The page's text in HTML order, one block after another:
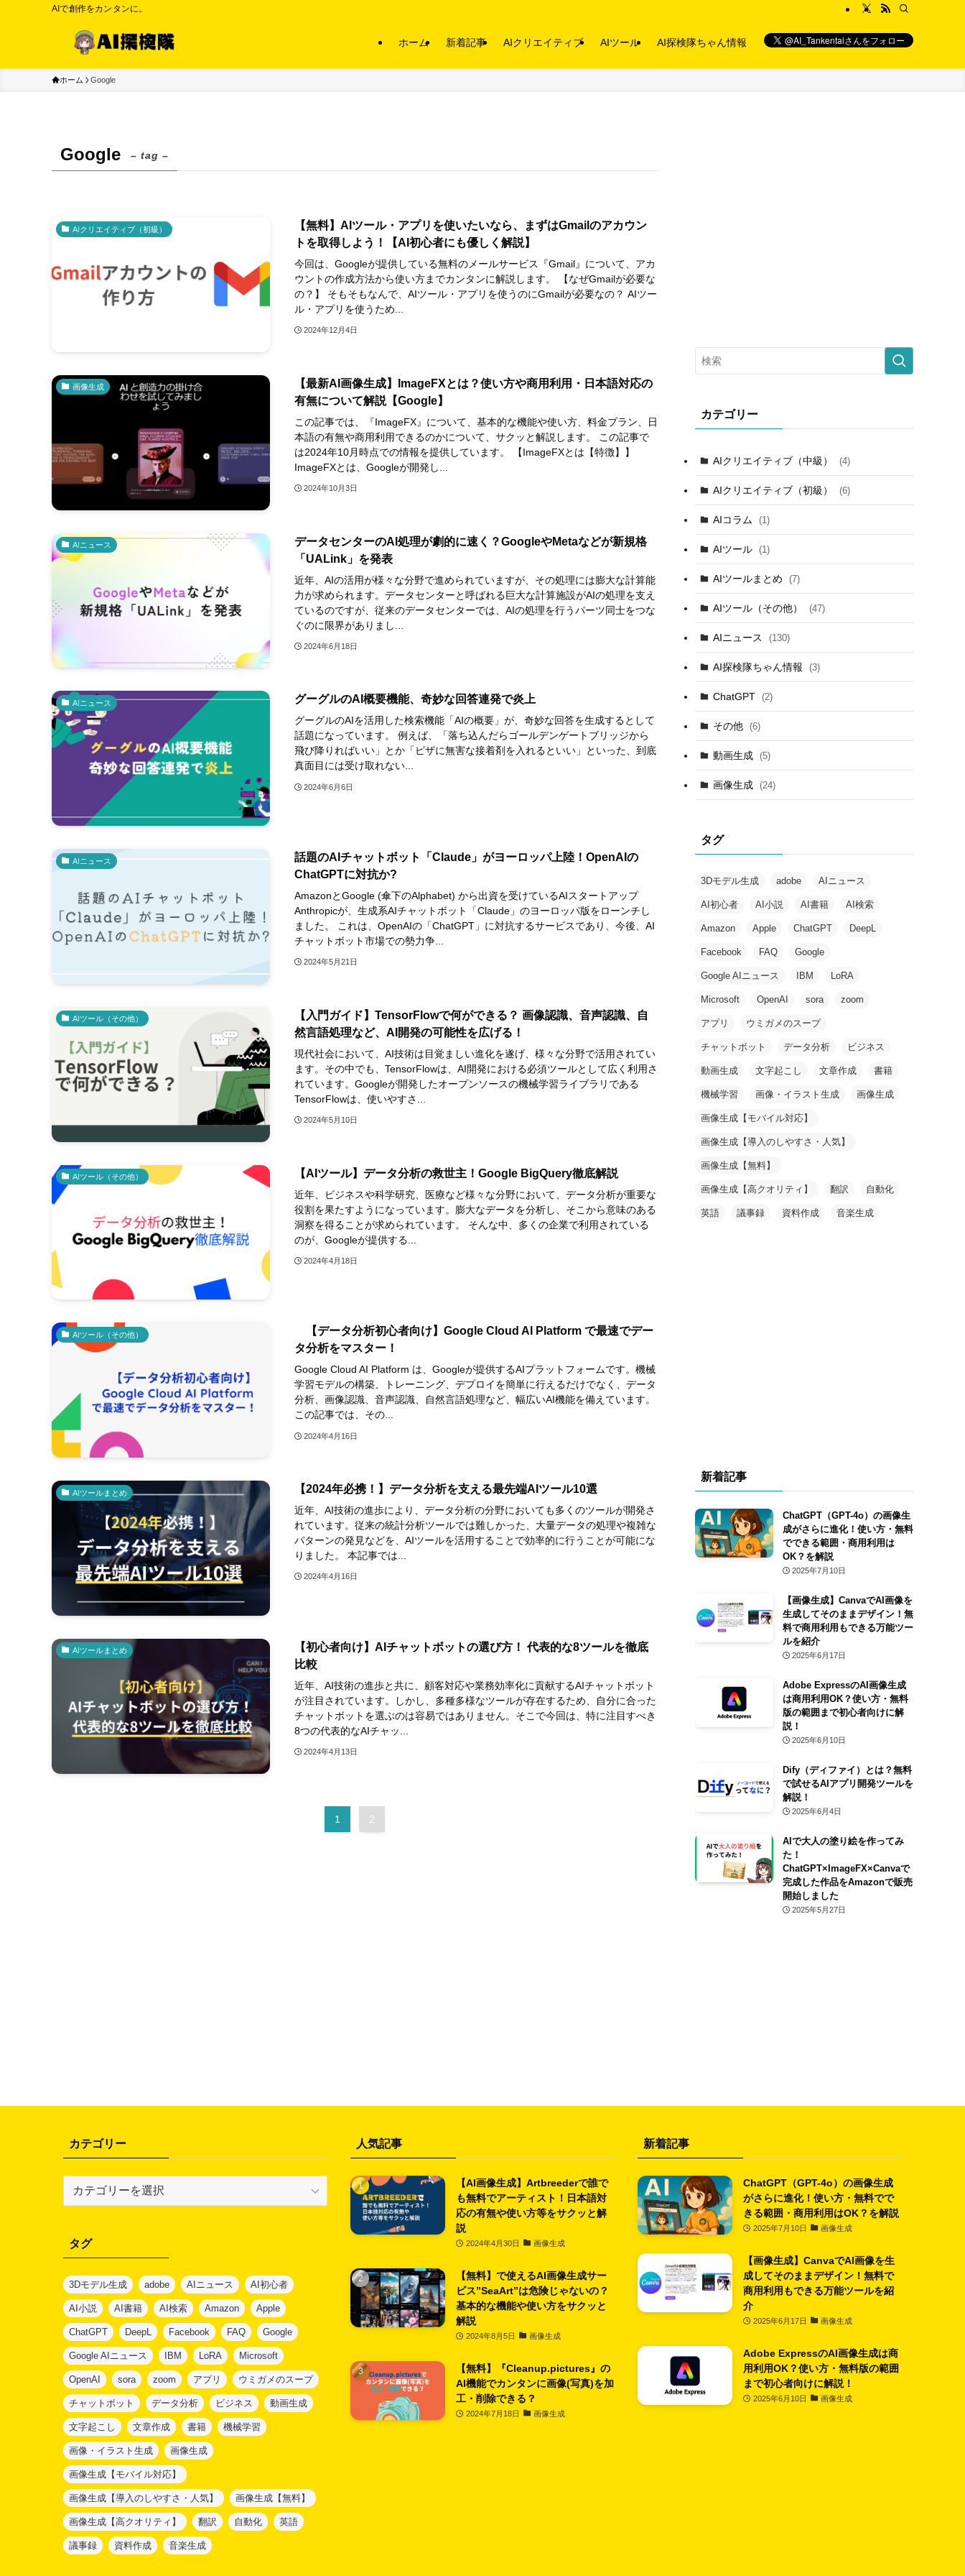
AIで創作をカンタンに。
ホーム 新着記事 AIクリエイティブ AIツール AI探検隊ちゃん情報
ホーム Google
Google – tag –
AIクリエイティブ（初級）
【無料】AIツール・アプリを使いたいなら、まずはGmailのアカウン
トを取得しよう！【AI初心者にも優しく解説】
今回は、Googleが提供している無料のメールサービス『Gmail』について、アカ
ウントの作成方法から使い方までカンタンに解説します。 【なぜGmailが必要な
の？】 そもそもなんで、AIツール・アプリを使うのにGmailが必要なの？ AIツー
ル・アプリを使うため...
2024年12月4日
画像生成
【最新AI画像生成】ImageFXとは？使い方や商用利用・日本語対応の
有無について解説【Google】
この記事では、『ImageFX』について、基本的な機能や使い方、料金プラン、日
本語の有無や商用利用できるのかについて、サクッと解説します。 この記事で
は2024年10月時点での情報を提供しています。 【ImageFXとは【特徴】】
ImageFXとは、Googleが開発し...
2024年10月3日
AIニュース
データセンターのAI処理が劇的に速く？GoogleやMetaなどが新規格
「UALink」を発表
近年、AIの活用が様々な分野で進められていますが、その処理には膨大な計算能
力が求められます。データセンターと呼ばれる巨大な計算施設がAIの処理を支え
ているのですが、従来のデータセンターでは、AIの処理を行うパーツ同士をつな
ぐのに限界がありまし...
2024年6月18日
AIニュース グーグルのAI概要機能、奇妙な回答連発で炎上
グーグルのAIを活用した検索機能「AIの概要」が、奇妙な回答を生成するとして
話題になっています。 例えば、「落ち込んだらゴールデンゲートブリッジから
飛び降りればいい」とか「ピザに無害な接着剤を入れるといい」といった、到底
真面目には受け取れない...
2024年6月6日
AIニュース
話題のAIチャットボット「Claude」がヨーロッパ上陸！OpenAIの
ChatGPTに対抗か?
AmazonとGoogle (傘下のAlphabet) から出資を受けているAIスタートアップ
Anthropicが、生成系AIチャットボット「Claude」のヨーロッパ版をローンチし
ました。 これは、OpenAIの「ChatGPT」に対抗するサービスであり、今後、AI
チャットボット市場での勢力争...
2024年5月21日
AIツール（その他）
【入門ガイド】TensorFlowで何ができる？ 画像認識、音声認識、自
然言語処理など、AI開発の可能性を広げる！
現代社会において、AI技術は目覚ましい進化を遂げ、様々な分野で活用されてい
ます。その中でも、TensorFlowは、AI開発における必須ツールとして広く利用さ
れています。Googleが開発したオープンソースの機械学習ライブラリである
TensorFlowは、使いやすさ...
2024年5月10日
AIツール（その他） 【AIツール】データ分析の救世主！Google BigQuery徹底解説
近年、ビジネスや科学研究、医療など様々な分野において、データ分析が重要な
役割を果たすようになっています。膨大なデータを分析し、そこから意味のある
洞察を得ることが求められています。 そんな中、多くの企業で利用されている
のが、Googleが提供する...
2024年4月18日
AIツール（その他）
【データ分析初心者向け】Google Cloud AI Platform で最速でデー
タ分析をマスター！
Google Cloud AI Platform は、Googleが提供するAIプラットフォームです。機械
学習モデルの構築、トレーニング、デプロイを簡単に行えるだけでなく、データ
分析、画像認識、音声認識、自然言語処理など、幅広いAI機能を備えています。
この記事では、その...
2024年4月16日
AIツールまとめ 【2024年必携！】データ分析を支える最先端AIツール10選
近年、AI技術の進歩により、データ分析の分野においても多くのツールが開発さ
れています。従来の統計分析ツールでは難しかった、大量データの処理や複雑な
パターンの発見などを、AIツールを活用することで効率的に行うことが可能にな
りました。 本記事では...
2024年4月16日
AIツールまとめ
【初心者向け】AIチャットボットの選び方！ 代表的な8ツールを徹底
比較
近年、AI技術の進歩と共に、顧客対応や業務効率化に貢献するAIチャットボット
が注目されています。しかし、多種多様なツールが存在するため、自分に合った
チャットボットを選ぶのは容易ではありません。そこで今回は、特に注目すべき
8つの代表的なAIチャッ...
2024年4月13日
1 2
カテゴリー
AIクリエイティブ（中級） (4)
AIクリエイティブ（初級） (6)
AIコラム (1)
AIツール (1)
AIツールまとめ (7)
AIツール（その他） (47)
AIニュース (130)
AI探検隊ちゃん情報 (3)
ChatGPT (2)
その他 (6)
動画生成 (5)
画像生成 (24)
タグ
3Dモデル生成 adobe AIニュース
AI初心者 AI小説 AI書籍 AI検索
Amazon Apple ChatGPT DeepL
Facebook FAQ Google
Google AIニュース IBM LoRA
Microsoft OpenAI sora zoom
アプリ ウミガメのスープ
チャットボット データ分析 ビジネス
動画生成 文字起こし 文章作成 書籍
機械学習 画像・イラスト生成 画像生成
画像生成【モバイル対応】
画像生成【導入のしやすさ・人気】
画像生成【無料】
画像生成【高クオリティ】 翻訳 自動化
英語 議事録 資料作成 音楽生成
新着記事
ChatGPT（GPT-4o）の画像生
成がさらに進化！使い方・無料
でできる範囲・商用利用は
OK？を解説
2025年7月10日
【画像生成】CanvaでAI画像を
生成してそのままデザイン！無
料で商用利用もできる万能ツー
ルを紹介
2025年6月17日
Adobe ExpressのAI画像生成
は商用利用OK？使い方・無料
版の範囲まで初心者向けに解
説！
2025年6月10日
Dify（ディファイ）とは？無料
で試せるAIアプリ開発ツールを
解説！
2025年6月4日
AIで大人の塗り絵を作ってみ
た！
ChatGPT×ImageFX×Canvaで
完成した作品をAmazonで販売
開始しました
2025年5月27日
カテゴリー
テ
リ
ー
タグ
3Dモデル生成 adobe AIニュース AI初心者
AI小説 AI書籍 AI検索 Amazon Apple
ChatGPT DeepL Facebook FAQ Google
Google AIニュース IBM LoRA Microsoft
OpenAI sora zoom アプリ ウミガメのスープ
チャットボット データ分析 ビジネス 動画生成
文字起こし 文章作成 書籍 機械学習
画像・イラスト生成 画像生成
画像生成【モバイル対応】
画像生成【導入のしやすさ・人気】 画像生成【無料】
画像生成【高クオリティ】 翻訳 自動化 英語
議事録 資料作成 音楽生成
人気記事
【AI画像生成】Artbreederで誰で
も無料でアーティスト！日本語対
応の有無や使い方等をサクッと解
説
2024年4月30日 画像生成
【無料】で使えるAI画像生成サー
ビス”SeaArt”は危険じゃないの？
基本的な機能や使い方をサクッと
解説
2024年8月5日 画像生成
【無料】『Cleanup.pictures』の
AI機能でカンタンに画像(写真)を加
工・削除できる？
2024年7月18日 画像生成
新着記事
ChatGPT（GPT-4o）の画像生成
がさらに進化！使い方・無料でで
きる範囲・商用利用はOK？を解説
2025年7月10日 画像生成
【画像生成】CanvaでAI画像を生
成してそのままデザイン！無料で
商用利用もできる万能ツールを紹
介
2025年6月17日 画像生成
Adobe ExpressのAI画像生成は商
用利用OK？使い方・無料版の範囲
まで初心者向けに解説！
2025年6月10日 画像生成